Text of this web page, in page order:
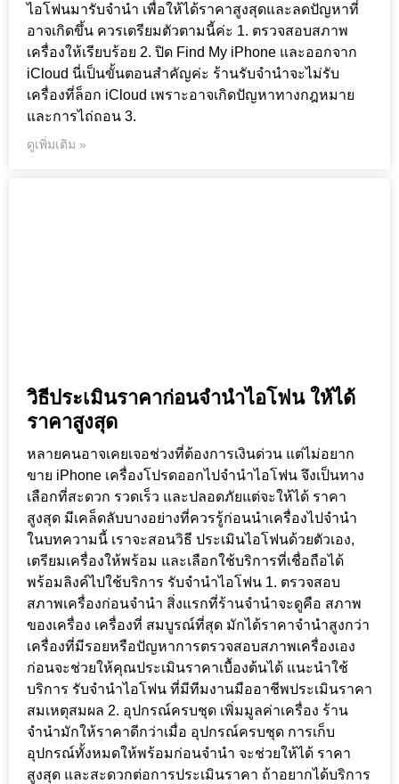
ไอโฟนมารับจำนำ เพื่อให้ได้ราคาสูงสุดและลดปัญหาที่
อาจเกิดขึ้น ควรเตรียมตัวตามนี้ค่ะ 1. ตรวจสอบสภาพ
เครื่องให้เรียบร้อย 2. ปิด Find My iPhone และออกจาก
iCloud นี่เป็นขั้นตอนสำคัญค่ะ ร้านรับจำนำจะไม่รับ
เครื่องที่ล็อก iCloud เพราะอาจเกิดปัญหาทางกฎหมาย
และการไถ่ถอน 3.
ดูเพิ่มเติม »
วิธีประเมินราคาก่อนจำนำไอโฟน ให้ได้
ราคาสูงสุด
หลายคนอาจเคยเจอช่วงที่ต้องการเงินด่วน แต่ไม่อยาก
ขาย iPhone เครื่องโปรดออกไปจำนำไอโฟน จึงเป็นทาง
เลือกที่สะดวก รวดเร็ว และปลอดภัยแต่จะให้ได้ ราคา
สูงสุด มีเคล็ดลับบางอย่างที่ควรรู้ก่อนนำเครื่องไปจำนำ
ในบทความนี้ เราจะสอนวิธี ประเมินไอโฟนด้วยตัวเอง,
เตรียมเครื่องให้พร้อม และเลือกใช้บริการที่เชื่อถือได้
พร้อมลิงค์ไปใช้บริการ รับจำนำไอโฟน 1. ตรวจสอบ
สภาพเครื่องก่อนจำนำ สิ่งแรกที่ร้านจำนำจะดูคือ สภาพ
ของเครื่อง เครื่องที่ สมบูรณ์ที่สุด มักได้ราคาจำนำสูงกว่า
เครื่องที่มีรอยหรือปัญหาการตรวจสอบสภาพเครื่องเอง
ก่อนจะช่วยให้คุณประเมินราคาเบื้องต้นได้ แนะนำใช้
บริการ รับจำนำไอโฟน ที่มีทีมงานมืออาชีพประเมินราคา
สมเหตุสมผล 2. อุปกรณ์ครบชุด เพิ่มมูลค่าเครื่อง ร้าน
จำนำมักให้ราคาดีกว่าเมื่อ อุปกรณ์ครบชุด การเก็บ
อุปกรณ์ทั้งหมดให้พร้อมก่อนจำนำ จะช่วยให้ได้ ราคา
สูงสุด และสะดวกต่อการประเมินราคา ถ้าอยากได้บริการ